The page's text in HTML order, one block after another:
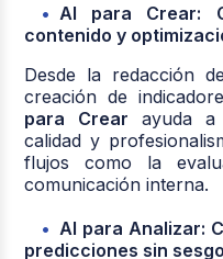
AI para Crear:
contenido y
Desde la redacción
creación de
para Crear ayuda a
calidad y
flujos como la
comunicación interna.
AI para Analizar:
predicciones sin